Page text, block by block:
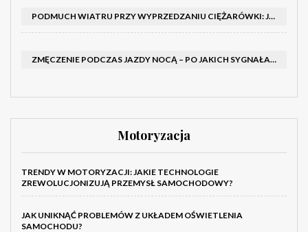
PODMUCH WIATRU PRZY WYPRZEDZANIU CIĘŻARÓWKI: JAK UTRZYMAĆ TOR JAZDY I OPANOWAĆ AUTO
ZMĘCZENIE PODCZAS JAZDY NOCĄ – PO JAKICH SYGNAŁACH ROZPOZNAĆ SENNOŚĆ ZA KIEROWNICĄ I KIEDY ZROBIĆ PRZERWĘ
Motoryzacja
TRENDY W MOTORYZACJI: JAKIE TECHNOLOGIE
ZREWOLUCJONIZUJĄ PRZEMYSŁ SAMOCHODOWY?
JAK UNIKNĄĆ PROBLEMÓW Z UKŁADEM OŚWIETLENIA
SAMOCHODU?